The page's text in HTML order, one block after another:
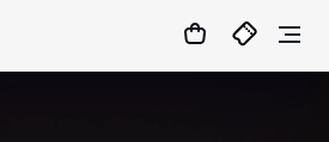
MATCHCENTER